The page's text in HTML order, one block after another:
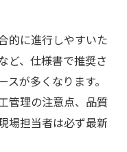
的に進行しやすいた
ど、仕様書で推奨さ
が多くなります。
管理の注意点、品質
場担当者は必ず最新